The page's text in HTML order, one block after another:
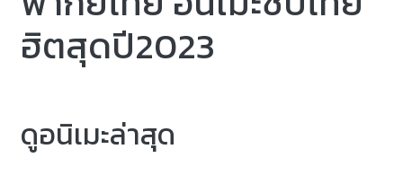
ฮิตสุดปี2023
ดูอนิเมะล่าสุด